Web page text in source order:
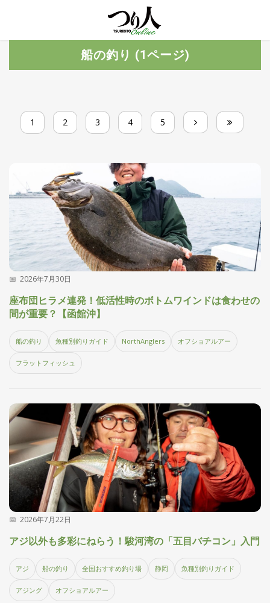
船の釣り (1ページ)
1 2 3 4 5
2026年7月30日
座布団ヒラメ連発！低活性時のボトムワインドは食わせの
間が重要？【函館沖】
船の釣り 魚種別釣りガイド NorthAnglers オフショアルアー
フラットフィッシュ
2026年7月22日
アジ以外も多彩にねらう！駿河湾の「五目バチコン」入門
アジ 船の釣り 全国おすすめ釣り場 静岡 魚種別釣りガイド
アジング オフショアルアー
ド・
UP
着
記
事
キ
ン
HOT
釣具
NEWS
す・
調べ
る
🎣
目
的
か
ら
📍
全
国
お
す
す
め
釣
り
場
›
🏆
編
部
お
す
す ›